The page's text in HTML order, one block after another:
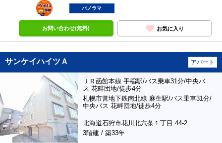
ポンタ
部屋
パノラマ
お問い合わせ(無料) お気に入り
サンケイハイツＡ アパート
ＪＲ函館本線 手稲駅/バス乗車31分/中央バ
ス 花畔団地/徒歩4分
札幌市営地下鉄南北線 麻生駅/バス乗車31分/
中央バス 花畔団地/徒歩4分
北海道石狩市花川北六条１丁目 44-2
3階建 / 築33年